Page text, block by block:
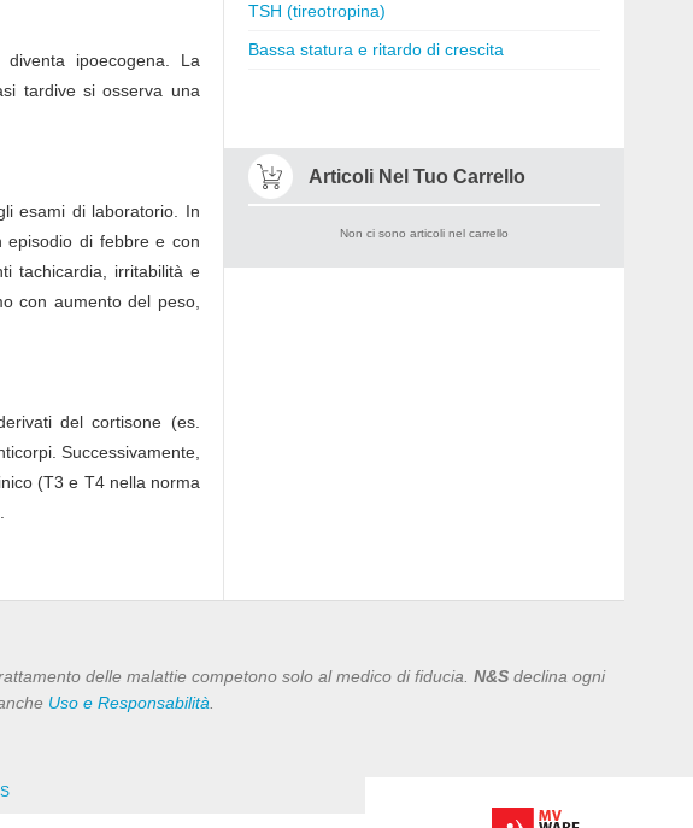
ipoecogena. La
tardive si osserva una
esami di laboratorio. In
episodio di febbre e con
tachicardia, irritabilità e
con aumento del peso,
del cortisone (es.
Successivamente,
(T3 e T4 nella norma
TSH (tireotropina)
Bassa statura e ritardo di crescita
Articoli Nel Tuo Carrello
Non ci sono articoli nel carrello
delle malattie competono solo al medico di fiducia. N&S declina ogni
Uso e Responsabilità